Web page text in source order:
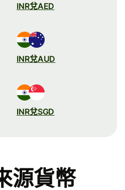
INR兌AED
INR兌AUD
INR兌SGD
源貨幣